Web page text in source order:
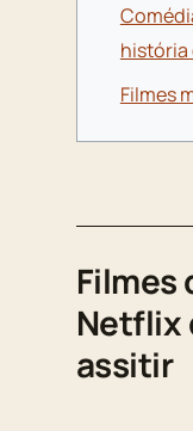
história
Filmes
Filmes
Netflix
assitir